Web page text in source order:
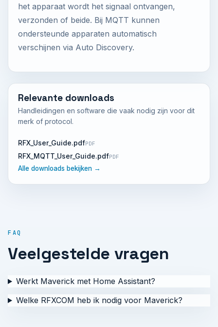
het apparaat wordt het signaal ontvangen,
verzonden of beide. Bij MQTT kunnen
ondersteunde apparaten automatisch
verschijnen via Auto Discovery.
Relevante downloads
Handleidingen en software die vaak nodig zijn voor dit
merk of protocol.
RFX_User_Guide.pdfPDF
RFX_MQTT_User_Guide.pdfPDF
Alle downloads bekijken →
FAQ
Veelgestelde vragen
Werkt Maverick met Home Assistant?
Welke RFXCOM heb ik nodig voor Maverick?